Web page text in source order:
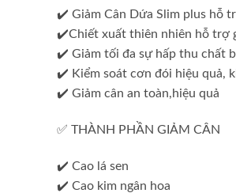
✔️ Giảm Cân Dứa Slim plus hỗ
✔️Chiết xuất thiên nhiên hỗ trợ
✔️ Giảm tối đa sự hấp thu chất
✔️ Kiểm soát cơn đói hiệu quả,
✔️ Giảm cân an toàn,hiệu quả
✅ THÀNH PHẦN GIẢM CÂN
✔️ Cao lá sen
✔️ Cao kim ngân hoa